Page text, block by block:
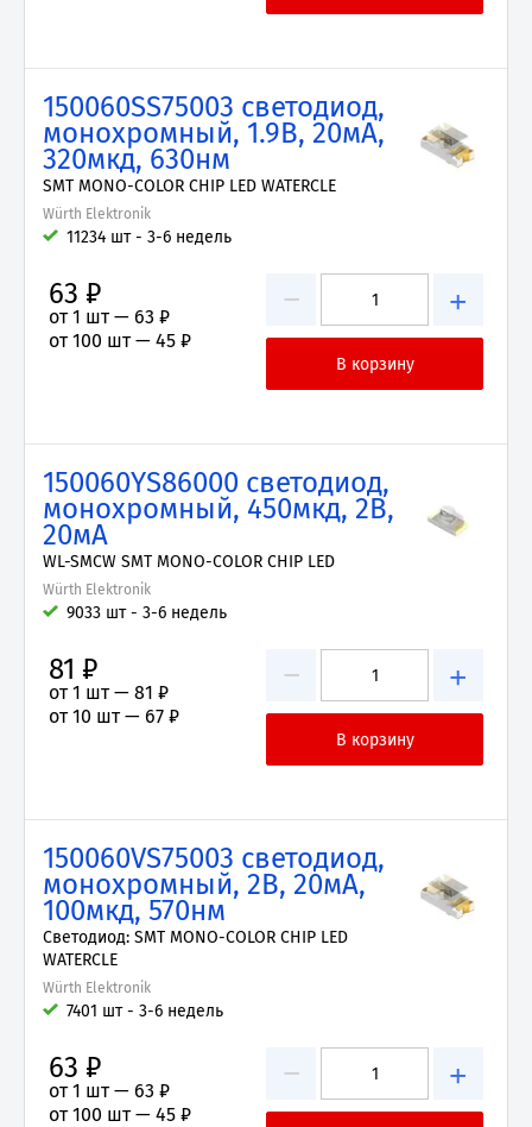
150060SS75003 светодиод,
монохромный, 1.9В, 20мА,
320мкд, 630нм
SMT MONO-COLOR CHIP LED WATERCLE
Würth Elektronik
11234 шт - 3-6 недель
− +
63 ₽
от 1 шт — 63 ₽
от 100 шт — 45 ₽
150060YS86000 светодиод,
монохромный, 450мкд, 2В,
20мА
WL-SMCW SMT MONO-COLOR CHIP LED
Würth Elektronik
9033 шт - 3-6 недель
− +
81 ₽
от 1 шт — 81 ₽
от 10 шт — 67 ₽
150060VS75003 светодиод,
монохромный, 2В, 20мА,
100мкд, 570нм
Светодиод: SMT MONO-COLOR CHIP LED
WATERCLE
Würth Elektronik
7401 шт - 3-6 недель
− +
63 ₽
от 1 шт — 63 ₽
от 100 шт — 45 ₽